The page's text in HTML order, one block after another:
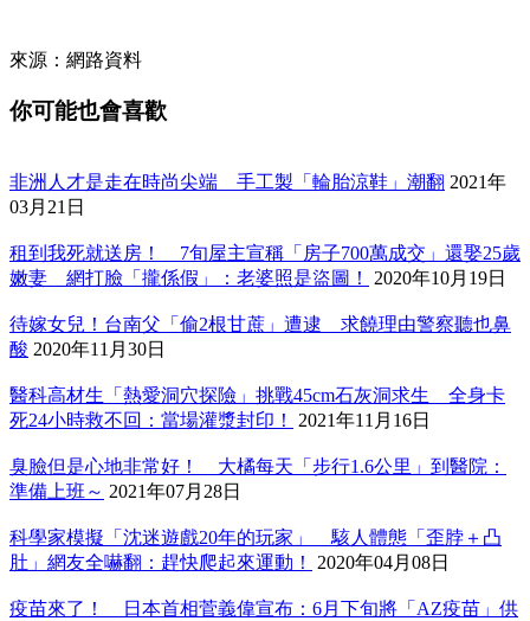
來源：網路資料
你可能也會喜歡
非洲人才是走在時尚尖端 手工製「輪胎涼鞋」潮翻 2021年
03月21日
租到我死就送房！ 7旬屋主宣稱「房子700萬成交」還娶25歲
嫩妻 網打臉「攏係假」：老婆照是盜圖！
2020年10月19日
待嫁女兒！台南父「偷2根甘蔗」遭逮 求饒理由警察聽也鼻
酸 2020年11月30日
醫科高材生「熱愛洞穴探險」挑戰45cm石灰洞求生 全身卡
死24小時救不回：當場灌漿封印！
2021年11月16日
臭臉但是心地非常好！ 大橘每天「步行1.6公里」到醫院：
準備上班～ 2021年07月28日
科學家模擬「沈迷遊戲20年的玩家」 駭人體態「歪脖＋凸
肚」網友全嚇翻：趕快爬起來運動！
2020年04月08日
疫苗來了！ 日本首相菅義偉宣布：6月下旬將「AZ疫苗」供